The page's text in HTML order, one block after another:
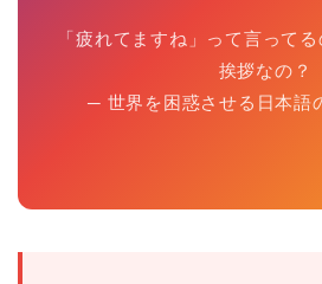
「疲れてますね」って言って
挨拶なの？
─ 世界を困惑させる日本語